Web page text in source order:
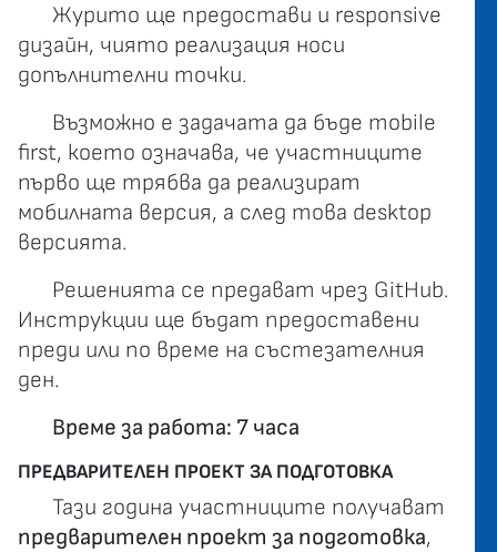
Журито ще предостави и responsive
дизайн, чиято реализация носи
допълнителни точки.
Възможно е задачата да бъде mobile
first, което означава, че участниците
първо ще трябва да реализират
мобилната версия, а след това desktop
версията.
Решенията се предават чрез GitHub.
Инструкции ще бъдат предоставени
преди или по време на състезателния
ден.
Време за работа: 7 часа
ПРЕДВАРИТЕЛЕН ПРОЕКТ ЗА ПОДГОТОВКА
Тази година участниците получават
предварителен проект за подготовка,